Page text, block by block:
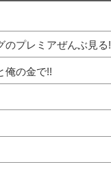
のプレミアぜんぶ見る!
俺の金で!!